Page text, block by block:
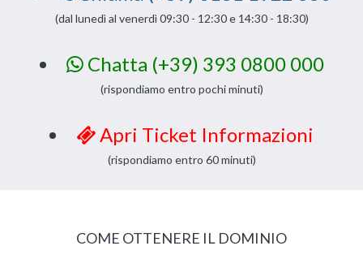
(dal lunedì al venerdì 09:30 - 12:30 e 14:30 - 18:30)
Chatta (+39) 393 0800 000
(rispondiamo entro pochi minuti)
Apri Ticket Informazioni
(rispondiamo entro 60 minuti)
COME OTTENERE IL DOMINIO